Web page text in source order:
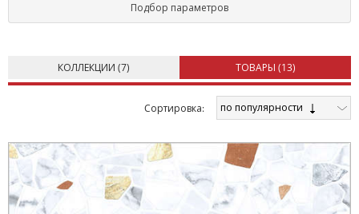
Подбор параметров
КОЛЛЕКЦИИ (7) ТОВАРЫ (13)
Cортировка: по популярности